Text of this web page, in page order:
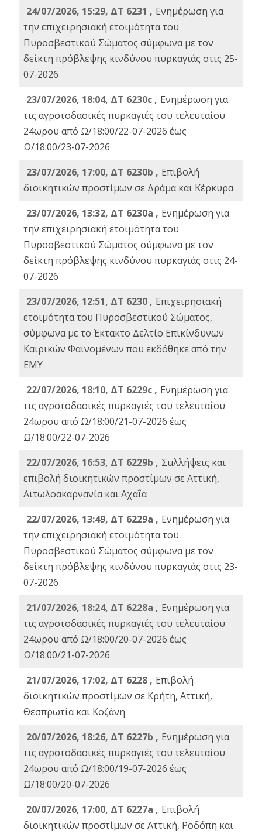
24/07/2026, 15:29, ΔΤ 6231 , Ενημέρωση για
την επιχειρησιακή ετοιμότητα του
Πυροσβεστικού Σώματος σύμφωνα με τον
δείκτη πρόβλεψης κινδύνου πυρκαγιάς στις 25-
07-2026
23/07/2026, 18:04, ΔΤ 6230c , Ενημέρωση για
τις αγροτοδασικές πυρκαγιές του τελευταίου
24ωρου από Ω/18:00/22-07-2026 έως
Ω/18:00/23-07-2026
23/07/2026, 17:00, ΔΤ 6230b , Επιβολή
διοικητικών προστίμων σε Δράμα και Κέρκυρα
23/07/2026, 13:32, ΔΤ 6230a , Ενημέρωση για
την επιχειρησιακή ετοιμότητα του
Πυροσβεστικού Σώματος σύμφωνα με τον
δείκτη πρόβλεψης κινδύνου πυρκαγιάς στις 24-
07-2026
23/07/2026, 12:51, ΔΤ 6230 , Επιχειρησιακή
ετοιμότητα του Πυροσβεστικού Σώματος,
σύμφωνα με το Έκτακτο Δελτίο Επικίνδυνων
Καιρικών Φαινομένων που εκδόθηκε από την
ΕΜΥ
22/07/2026, 18:10, ΔΤ 6229c , Ενημέρωση για
τις αγροτοδασικές πυρκαγιές του τελευταίου
24ωρου από Ω/18:00/21-07-2026 έως
Ω/18:00/22-07-2026
22/07/2026, 16:53, ΔΤ 6229b , Σuλλήψεις και
επιβολή διοικητικών προστίμων σε Αττική,
Αιτωλοακαρνανία και Αχαΐα
22/07/2026, 13:49, ΔΤ 6229a , Ενημέρωση για
την επιχειρησιακή ετοιμότητα του
Πυροσβεστικού Σώματος σύμφωνα με τον
δείκτη πρόβλεψης κινδύνου πυρκαγιάς στις 23-
07-2026
21/07/2026, 18:24, ΔΤ 6228a , Ενημέρωση για
τις αγροτοδασικές πυρκαγιές του τελευταίου
24ωρου από Ω/18:00/20-07-2026 έως
Ω/18:00/21-07-2026
21/07/2026, 17:02, ΔΤ 6228 , Επιβολή
διοικητικών προστίμων σε Κρήτη, Αττική,
Θεσπρωτία και Κοζάνη
20/07/2026, 18:26, ΔΤ 6227b , Ενημέρωση για
τις αγροτοδασικές πυρκαγιές του τελευταίου
24ωρου από Ω/18:00/19-07-2026 έως
Ω/18:00/20-07-2026
20/07/2026, 17:00, ΔΤ 6227a , Επιβολή
διοικητικών προστίμων σε Αττική, Ροδόπη και